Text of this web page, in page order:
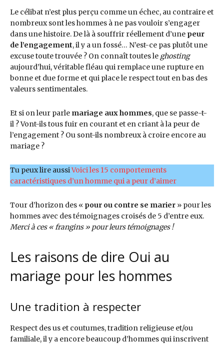
Le célibat n’est plus perçu comme un échec, au contraire et
nombreux sont les hommes à ne pas vouloir s’engager
dans une histoire. De là à souffrir réellement d’une peur
de l’engagement, il y a un fossé… N’est-ce pas plutôt une
excuse toute trouvée ? On connaît toutes le ghosting
aujourd’hui, véritable fléau qui remplace une rupture en
bonne et due forme et qui place le respect tout en bas des
valeurs sentimentales.
Et si on leur parle mariage aux hommes, que se passe-t-
il ? Vont-ils tous fuir en courant et en criant à la peur de
l’engagement ? Ou sont-ils nombreux à croire encore au
mariage ?
Tu peux lire aussiVoici les 15 comportements
caractéristiques d’un homme qui a peur d’aimer
Tour d’horizon des « pour ou contre se marier » pour les
hommes avec des témoignages croisés de 5 d’entre eux.
Merci à ces « frangins » pour leurs témoignages !
Les raisons de dire Oui au
mariage pour les hommes
Une tradition à respecter
Respect des us et coutumes, tradition religieuse et/ou
familiale, il y a encore beaucoup d’hommes qui inscrivent